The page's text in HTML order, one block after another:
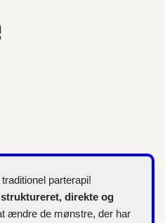
traditionel parterapi!
struktureret, direkte og
ændre de mønstre, der har